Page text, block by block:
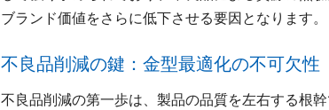
ブランド価値をさらに低下させる要因となります。
不良品削減の鍵：金型最適化の不可欠性
不良品削減の第一歩は、製品の品質を左右する根